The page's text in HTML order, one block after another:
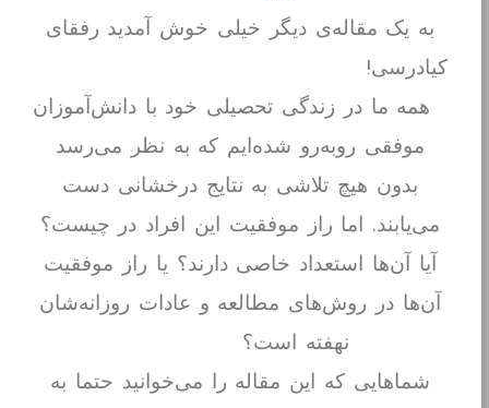
به یک مقاله‌ی دیگر خیلی خوش آمدید رفقای
کیادرسی!
همه ما در زندگی تحصیلی خود با دانش‌آموزان
موفقی روبه‌رو شده‌ایم که به نظر می‌رسد
بدون هیچ تلاشی به نتایج درخشانی دست
می‌یابند. اما راز موفقیت این افراد در چیست؟
آیا آن‌ها استعداد خاصی دارند؟ یا راز موفقیت
آن‌ها در روش‌های مطالعه و عادات روزانه‌شان
نهفته است؟
شماهایی که این مقاله را می‌خوانید حتما به